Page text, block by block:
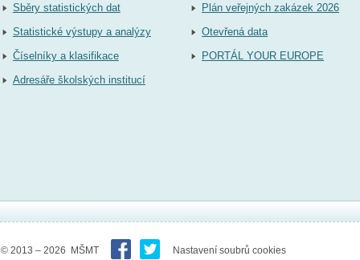
Sběry statistických dat
Statistické výstupy a analýzy
Číselníky a klasifikace
Adresáře školských institucí
Plán veřejných zakázek 2026
Otevřená data
PORTÁL YOUR EUROPE
© 2013 – 2026 MŠMT Nastavení soubrů cookies